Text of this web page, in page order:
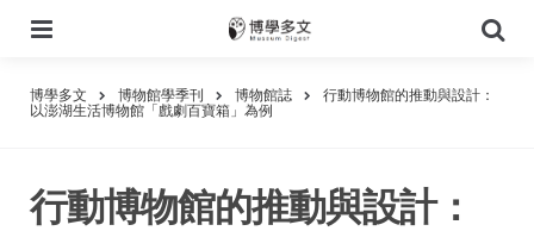
尋
博學多文 博物館學季刊 博物館誌 行動博物館的推動與設計：
以澎湖生活博物館「戲劇百寶箱」為例
行動博物館的推動與設計：